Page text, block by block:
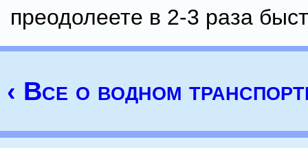
преодолеете в 2-3 раза
‹ Все о водном